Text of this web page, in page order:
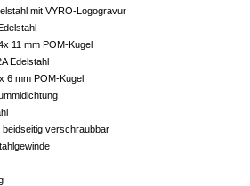
mit VYRO-Logogravur
11 mm POM-Kugel
Edelstahl
6 mm POM-Kugel
beidseitig verschraubbar